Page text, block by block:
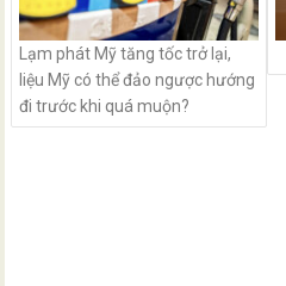
Lạm phát Mỹ tăng tốc trở lại,
liệu Mỹ có thể đảo ngược hướng
đi trước khi quá muộn?